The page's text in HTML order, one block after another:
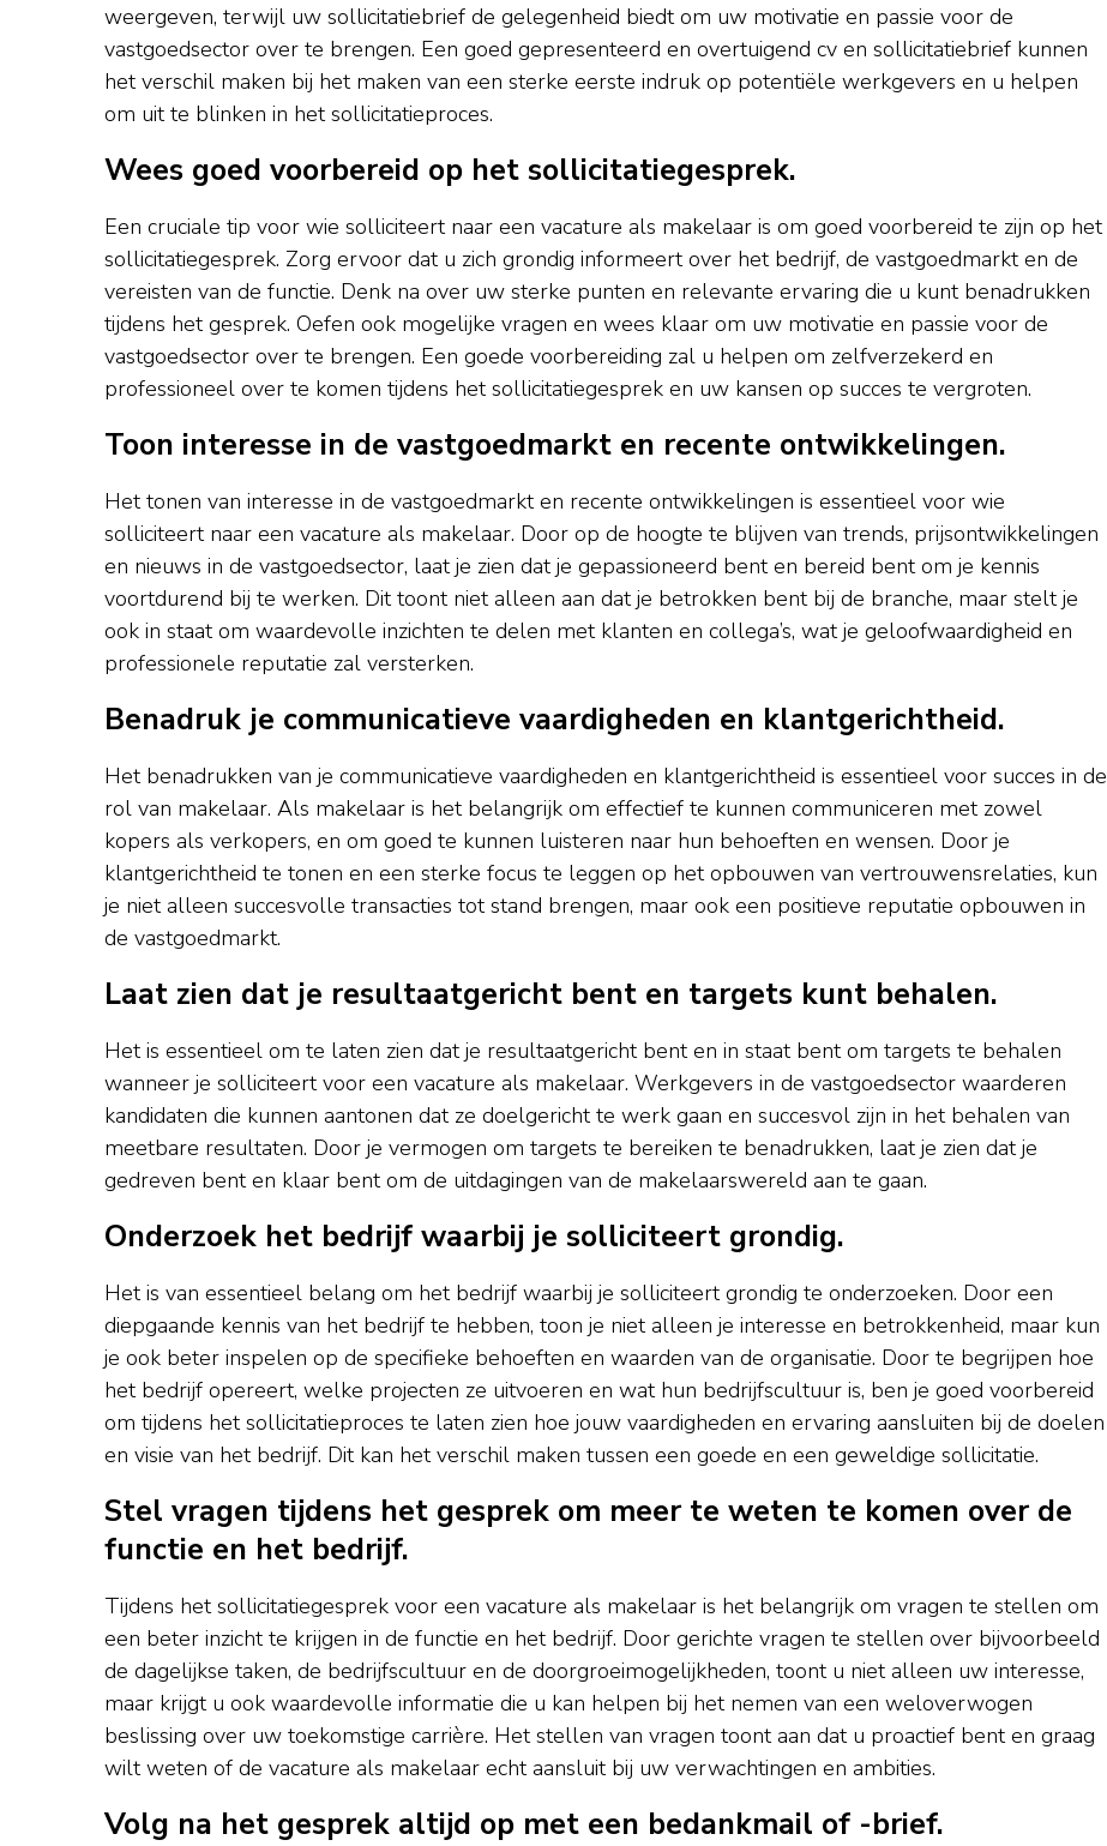
weergeven, terwijl uw sollicitatiebrief de gelegenheid biedt om uw motivatie en passie voor de
vastgoedsector over te brengen. Een goed gepresenteerd en overtuigend cv en sollicitatiebrief kunnen
het verschil maken bij het maken van een sterke eerste indruk op potentiële werkgevers en u helpen
om uit te blinken in het sollicitatieproces.
Wees goed voorbereid op het sollicitatiegesprek.
Een cruciale tip voor wie solliciteert naar een vacature als makelaar is om goed voorbereid te zijn op het
sollicitatiegesprek. Zorg ervoor dat u zich grondig informeert over het bedrijf, de vastgoedmarkt en de
vereisten van de functie. Denk na over uw sterke punten en relevante ervaring die u kunt benadrukken
tijdens het gesprek. Oefen ook mogelijke vragen en wees klaar om uw motivatie en passie voor de
vastgoedsector over te brengen. Een goede voorbereiding zal u helpen om zelfverzekerd en
professioneel over te komen tijdens het sollicitatiegesprek en uw kansen op succes te vergroten.
Toon interesse in de vastgoedmarkt en recente ontwikkelingen.
Het tonen van interesse in de vastgoedmarkt en recente ontwikkelingen is essentieel voor wie
solliciteert naar een vacature als makelaar. Door op de hoogte te blijven van trends, prijsontwikkelingen
en nieuws in de vastgoedsector, laat je zien dat je gepassioneerd bent en bereid bent om je kennis
voortdurend bij te werken. Dit toont niet alleen aan dat je betrokken bent bij de branche, maar stelt je
ook in staat om waardevolle inzichten te delen met klanten en collega’s, wat je geloofwaardigheid en
professionele reputatie zal versterken.
Benadruk je communicatieve vaardigheden en klantgerichtheid.
Het benadrukken van je communicatieve vaardigheden en klantgerichtheid is essentieel voor succes in de
rol van makelaar. Als makelaar is het belangrijk om effectief te kunnen communiceren met zowel
kopers als verkopers, en om goed te kunnen luisteren naar hun behoeften en wensen. Door je
klantgerichtheid te tonen en een sterke focus te leggen op het opbouwen van vertrouwensrelaties, kun
je niet alleen succesvolle transacties tot stand brengen, maar ook een positieve reputatie opbouwen in
de vastgoedmarkt.
Laat zien dat je resultaatgericht bent en targets kunt behalen.
Het is essentieel om te laten zien dat je resultaatgericht bent en in staat bent om targets te behalen
wanneer je solliciteert voor een vacature als makelaar. Werkgevers in de vastgoedsector waarderen
kandidaten die kunnen aantonen dat ze doelgericht te werk gaan en succesvol zijn in het behalen van
meetbare resultaten. Door je vermogen om targets te bereiken te benadrukken, laat je zien dat je
gedreven bent en klaar bent om de uitdagingen van de makelaarswereld aan te gaan.
Onderzoek het bedrijf waarbij je solliciteert grondig.
Het is van essentieel belang om het bedrijf waarbij je solliciteert grondig te onderzoeken. Door een
diepgaande kennis van het bedrijf te hebben, toon je niet alleen je interesse en betrokkenheid, maar kun
je ook beter inspelen op de specifieke behoeften en waarden van de organisatie. Door te begrijpen hoe
het bedrijf opereert, welke projecten ze uitvoeren en wat hun bedrijfscultuur is, ben je goed voorbereid
om tijdens het sollicitatieproces te laten zien hoe jouw vaardigheden en ervaring aansluiten bij de doelen
en visie van het bedrijf. Dit kan het verschil maken tussen een goede en een geweldige sollicitatie.
Stel vragen tijdens het gesprek om meer te weten te komen over de
functie en het bedrijf.
Tijdens het sollicitatiegesprek voor een vacature als makelaar is het belangrijk om vragen te stellen om
een beter inzicht te krijgen in de functie en het bedrijf. Door gerichte vragen te stellen over bijvoorbeeld
de dagelijkse taken, de bedrijfscultuur en de doorgroeimogelijkheden, toont u niet alleen uw interesse,
maar krijgt u ook waardevolle informatie die u kan helpen bij het nemen van een weloverwogen
beslissing over uw toekomstige carrière. Het stellen van vragen toont aan dat u proactief bent en graag
wilt weten of de vacature als makelaar echt aansluit bij uw verwachtingen en ambities.
Volg na het gesprek altijd op met een bedankmail of -brief.